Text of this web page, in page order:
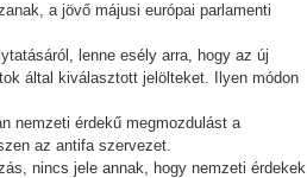
a jövő májusi európai parlamenti
lenne esély arra, hogy az új
által kiválasztott jelölteket. Ilyen módon
nemzeti érdekű megmozdulást a
az antifa szervezet.
nincs jele annak, hogy nemzeti érdekek